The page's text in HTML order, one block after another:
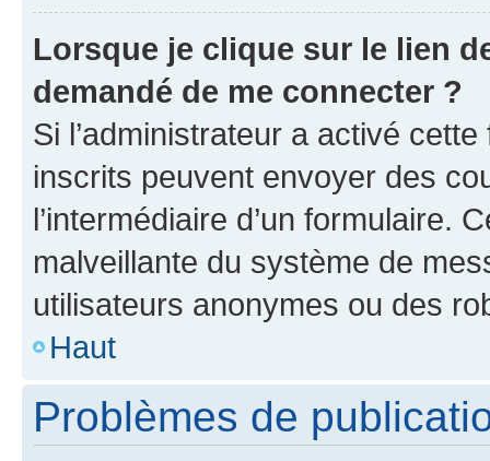
Lorsque je clique sur le lien
demandé de me connecter ?
Si l’administrateur a activé
inscrits peuvent envoyer des
l’intermédiaire d’un formulaire.
malveillante du système de
utilisateurs anonymes ou des
Haut
Problèmes de